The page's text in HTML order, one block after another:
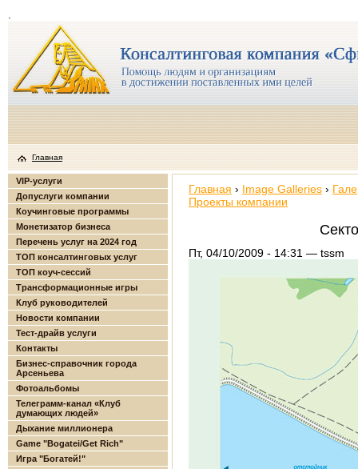
Главная
VIP-услуги
Допуслуги компании
Коучинговые программы
Монетизатор бизнеса
Перечень услуг на 2024 год
ТОП консалтинговых услуг
ТОП коуч-сессий
Трансформационные игры
Клуб руководителей
Новости компании
Тест-драйв услуги
Контакты
Бизнес-справочник города
Арсеньева
Фотоальбомы
Телеграмм-канал «Клуб
думающих людей»
Дыхание миллионера
Game "Bogatei/Get Rich"
Игра "Богатей!"
Главная › Image Galleries ›
Проекты компании
Пт, 04/10/2009 - 14:31 — tssm